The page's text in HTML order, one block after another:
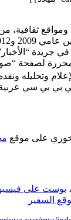
جريدة
لصفحة
ونقده من 2012
على موقع
بوست على
السفير